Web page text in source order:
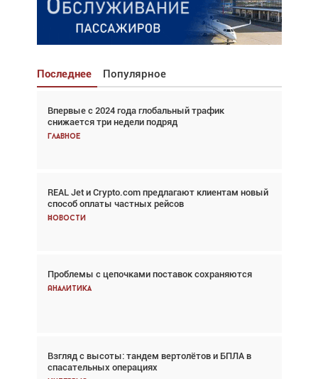
Последнее Популярное
Впервые с 2024 года глобальный трафик
снижается три недели подряд
Главное
REAL Jet и Crypto.com предлагают клиентам новый
способ оплаты частных рейсов
Новости
Проблемы с цепочками поставок сохраняются
Аналитика
Взгляд с высоты: тандем вертолётов и БПЛА в
спасательных операциях
Взгляд с высоты: тандем вертолётов и БПЛА в
спасательных операциях
Главное
Авиационный фотограф Дэйв Кох: «Фотография
говорит сама за себя... а ИИ всё портит»
Новости
Впервые с 2024 года глобальный трафик
снижается три недели подряд
Частный самолёт – это актив. Подходите к
покупке соответствующим образом